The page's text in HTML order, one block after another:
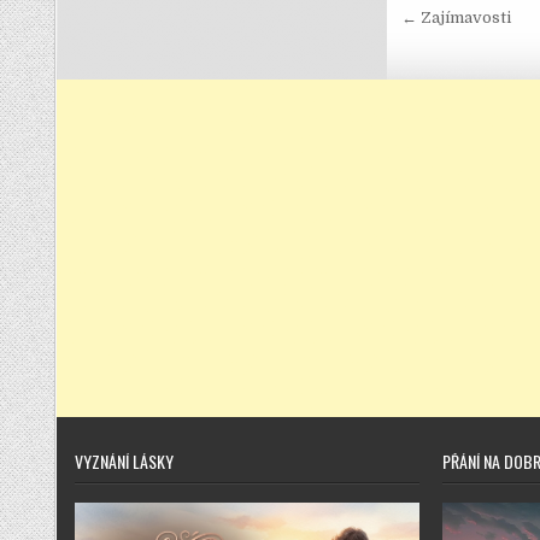
← Zajímavosti
VYZNÁNÍ LÁSKY PŘÁNÍ NA